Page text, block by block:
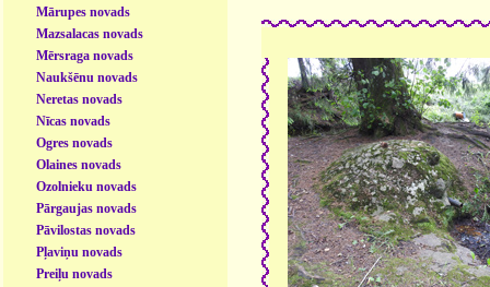
Mārupes novads
Mazsalacas novads
Mērsraga novads
Naukšēnu novads
Neretas novads
Nīcas novads
Ogres novads
Olaines novads
Ozolnieku novads
Pārgaujas novads
Pāvilostas novads
Pļaviņu novads
Preiļu novads